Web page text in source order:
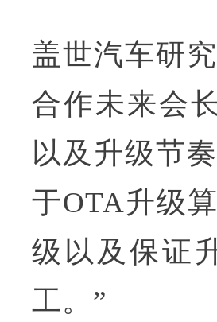
盖世汽车研
合作未来会
以及升级节
于OTA升级
级以及保证
工。”